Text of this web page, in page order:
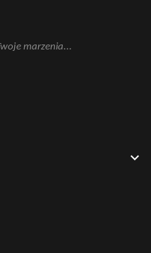
marzenia...
